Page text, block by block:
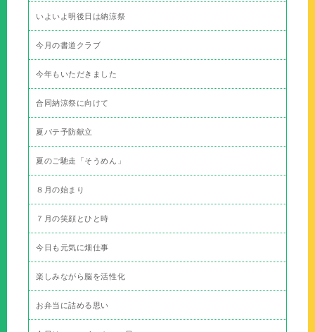
いよいよ明後日は納涼祭
今月の書道クラブ
今年もいただきました
合同納涼祭に向けて
夏バテ予防献立
夏のご馳走「そうめん」
８月の始まり
７月の笑顔とひと時
今日も元気に畑仕事
楽しみながら脳を活性化
お弁当に詰める思い